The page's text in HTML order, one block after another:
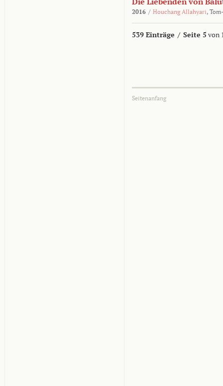
2016 / Houchang Allahyari,
539 Einträge / Seite 5 von
Seitenanfang